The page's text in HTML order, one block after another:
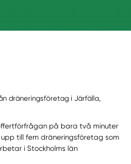
dräneringsföretag i Järfälla,
på bara två minuter
till fem dräneringsföretag som
i Stockholms län